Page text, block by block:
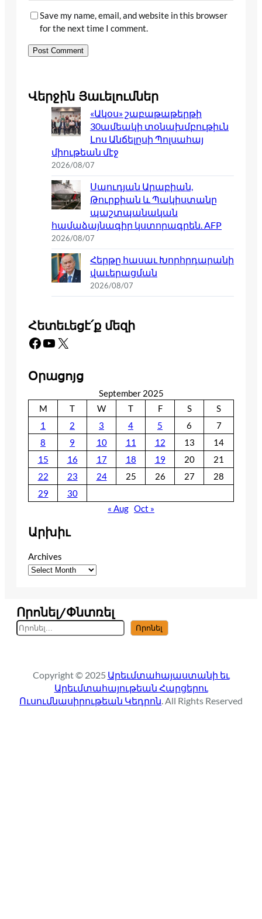
Save my name, email, and website in this browser
for the next time I comment.
Վերջին Յաւելումներ
«Ակօս» շաբաթաթերթի
30ամեակի տօնախմբութիւն
Լոս Անճելըսի Պոլսահայ
միութեան մէջ
2026/08/07
Սաուդյան Արաբիան,
Թուրքիան և Պակիստանը
պաշտպանական
համաձայնագիր կստորագրեն. AFP
2026/08/07
Հերթը հասաւ Խորհրդարանի
վաւերացման
2026/08/07
Հետեւեցէ՛ք մեզի
Facebook YouTube X
Օրացոյց
September 2025
M
T W T F S
S
1
2 3 4 5 6
7
8
9 10 11 12 13
14
15
16 17 18 19 20
21
22
23 24 25 26 27
28
29
30
« Aug Oct »
Արխիւ
Archives
Որոնել/Փնտռել
S
e
c
h
Որոնել
Copyright © 2025 Արեւմտահայաստանի եւ
Արեւմտահայութեան Հարցերու
Ուսումնասիրութեան Կեդրոն. All Rights Reserved